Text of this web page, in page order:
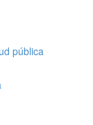
pública